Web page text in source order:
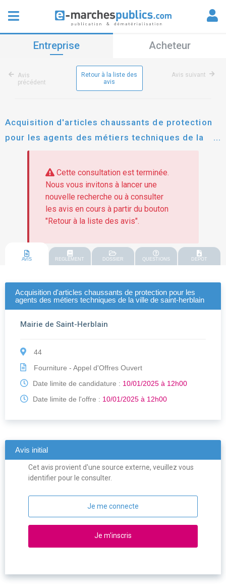
Entreprise Acheteur
Avis
précédent
Retour à la liste des
avis
Avis suivant
Acquisition d'articles chaussants de protection
pour les agents des métiers techniques de la
ville de saint-herblain
Cette consultation est terminée.
Nous vous invitons à lancer une
nouvelle recherche ou à consulter
les avis en cours à partir du bouton
"Retour à la liste des avis".
AVIS REGLEMENT DOSSIER QUESTIONS DEPOT
Acquisition d'articles chaussants de protection pour les
agents des métiers techniques de la ville de saint-herblain
Mairie de Saint-Herblain
44
Fourniture - Appel d'Offres Ouvert
Date limite de candidature : 10/01/2025 à 12h00
Date limite de l'offre : 10/01/2025 à 12h00
Avis initial
Cet avis provient d'une source externe, veuillez vous
identifier pour le consulter.
Je me connecte
Je m'inscris